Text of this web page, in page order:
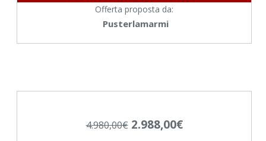
Offerta proposta da:
Pusterlamarmi
4.980,00€ 2.988,00€